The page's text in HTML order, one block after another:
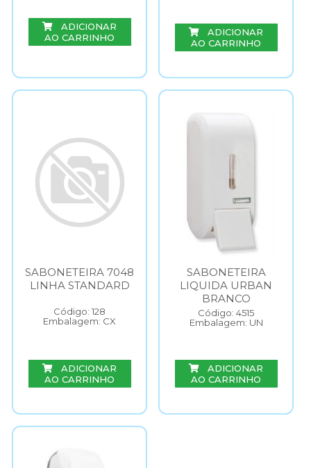
ADICIONAR
AO CARRINHO
ADICIONAR
AO CARRINHO
SABONETEIRA 7048
LINHA STANDARD
Código: 128
Embalagem: CX
ADICIONAR
AO CARRINHO
SABONETEIRA
LIQUIDA URBAN
BRANCO
Código: 4515
Embalagem: UN
ADICIONAR
AO CARRINHO